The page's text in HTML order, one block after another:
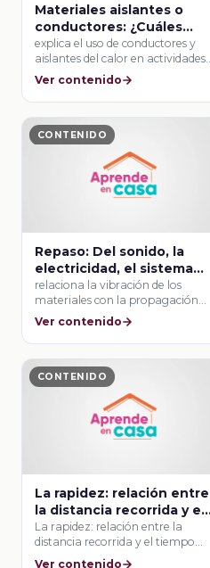
Materiales aislantes o
conductores: ¿Cuáles
utilizo para construir un
recipiente térmico?
explica el uso de conductores y
aislantes del calor en actividades
cotidianas …
Ver contenido
CONTENIDO
Repaso: Del sonido, la
electricidad, el sistema
solar y otros temas
relaciona la vibración de los
materiales con la propagación
del sonido.
Ver contenido
CONTENIDO
La rapidez: relación entre
la distancia recorrida y el
tiempo empleado
La rapidez: relación entre la
distancia recorrida y el tiempo
empleado
Ver contenido